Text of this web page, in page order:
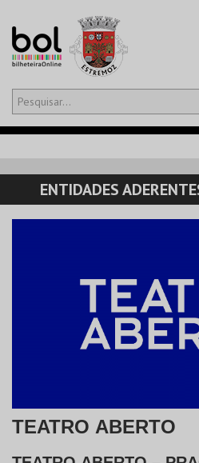
Olá,iniciar sessão
CARRINHO
EVENTOS
PRODUTOS
ENTIDADES
TEATRO ABERTO